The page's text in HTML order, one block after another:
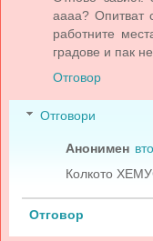
аааа? Опитват
работните
градове и пак
Отговор
Отговори
Анонимен
Колкото
Отговор